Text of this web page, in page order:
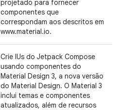
projetado para fornecer
componentes que
correspondam aos descritos em
www.material.io.
Crie IUs do Jetpack Compose
usando componentes do
Material Design 3, a nova versão
do Material Design. O Material 3
inclui temas e componentes
atualizados, além de recursos